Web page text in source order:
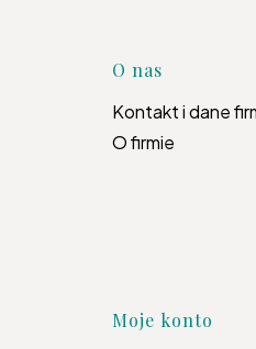
Linki
O nas
Kontakt i dane
O firmie
Moje konto